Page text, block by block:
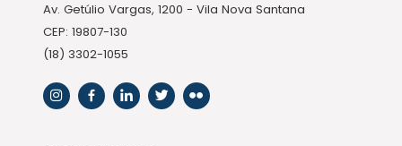
Av. Getúlio Vargas, 1200 - Vila Nova Santana
CEP: 19807-130
(18) 3302-1055